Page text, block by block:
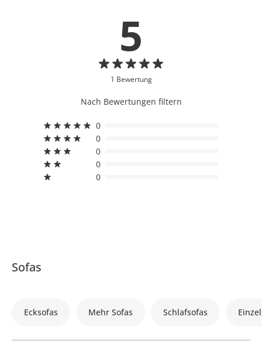
5
1 Bewertung
Nach Bewertungen filtern
0
0
0
0
0
Sofas
Ecksofas Mehr Sofas Schlafsofas